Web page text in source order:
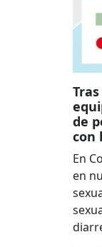
de
con
En
en